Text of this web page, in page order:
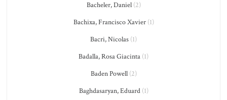
Bacheler, Daniel(2)
Bachixa, Francisco Xavier(1)
Bacri, Nicolas (1)
Badalla, Rosa Giacinta (1)
Baden Powell(2)
Baghdasaryan, Eduard(1)